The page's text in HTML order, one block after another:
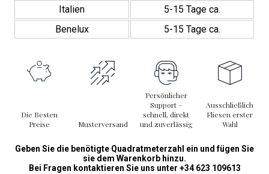
Italien
5-15 Tage ca.
Benelux
5-15 Tage ca.
Die Besten
Preise
Musterversand
Persönlicher
Support –
schnell, direkt
und zuverlässig
Ausschließlich
Fliesen erster
Wahl
Geben Sie die benötigte Quadratmeterzahl ein und fügen Sie
sie dem Warenkorb hinzu.
Bei Fragen kontaktieren Sie uns unter +34 623 109613